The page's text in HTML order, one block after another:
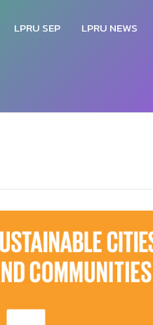
LPRU SEP LPRU NEWS